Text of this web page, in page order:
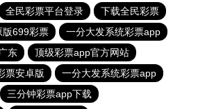
全民彩票平台登录
下载全民彩票
版699彩票
一分大发系统彩票app
东
顶级彩票app官方网站
票安卓版
一分大发系统彩票app
三分钟彩票app下载